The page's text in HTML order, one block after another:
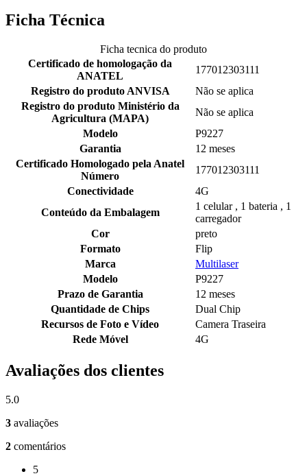
Ficha Técnica
Ficha tecnica do produto
Certificado de homologação da
ANATEL
177012303111
Registro do produto ANVISA
Não se aplica
Registro do produto Ministério da
Agricultura (MAPA)
Não se aplica
Modelo
P9227
Garantia
12 meses
Certificado Homologado pela Anatel
Número
177012303111
Conectividade
4G
Conteúdo da Embalagem
1 celular , 1 bateria , 1
carregador
Cor
preto
Formato
Flip
Marca
Multilaser
Modelo
P9227
Prazo de Garantia
12 meses
Quantidade de Chips
Dual Chip
Recursos de Foto e Vídeo
Camera Traseira
Rede Móvel
4G
Avaliações dos clientes
5.0
3 avaliações
2 comentários
5